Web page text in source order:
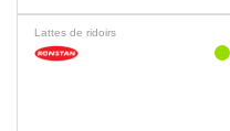
Lattes de ridoirs